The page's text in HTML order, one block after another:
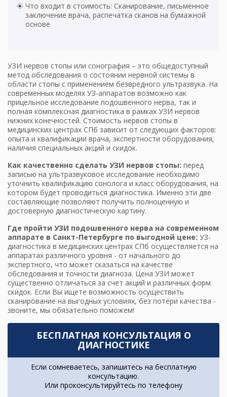
Что входит в стоимость: Сканирование, письменное
заключение врача, распечатка сканов на бумажной
основе
УЗИ нервов стопы или сонография – это общедоступный
метод обследования о состоянии нервной системы в
области стопы с применением безвредного ультразвука. На
современных моделях УЗ-аппаратов возможно как
прицельное исследование подошвенного нерва, так и
полная комплексная диагностика в рамках УЗИ нервов
нижних конечностей. Стоимость нервов стопы в
медицинских центрах СПб зависит от следующих факторов:
опыта и квалификации врача, экспертности оборудования,
наличия специальных акций и скидок.
Как качественно сделать УЗИ нервов стопы: перед
записью на ультразвуковое исследование необходимо
уточнить квалификацию сонолога и класс оборудования, на
котором будет проводиться диагностика. Именно эти две
составляющие позволяют получить полноценную и
достоверную диагностическую картину.
Где пройти УЗИ подошвенного нерва на современном
аппарате в Санкт-Петербурге по выгодной цене: УЗ-
диагностика в медицинских центрах СПб осуществляется на
аппаратах различного уровня - от начального до
экспертного, что может сказаться на качестве
обследования и точности диагноза. Цена УЗИ может
существенно отличаться за счет акций и различных форм
скидок. Если Вы ищете возможность осуществить
сканирование на выгодных условиях, без потери качества -
звоните, мы обязательно поможем!
БЕСПЛАТНАЯ КОНСУЛЬТАЦИЯ О
ДИАГНОСТИКЕ
Если сомневаетесь, запишитесь на бесплатную
консультацию.
Или проконсультируйтесь по телефону